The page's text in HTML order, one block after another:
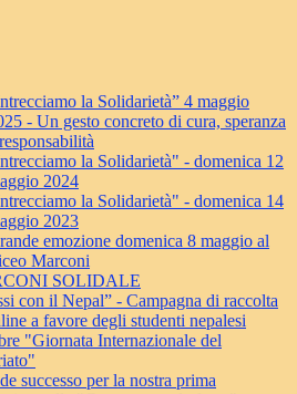
la Solidarietà” 4 maggio
- Un gesto concreto di cura, speranza
la Solidarietà" - domenica 12
2024
la Solidarietà" - domenica 14
2023
emozione domenica 8 maggio al
Marconi
SOLIDALE
con il Nepal” - Campagna di raccolta
a favore degli studenti nepalesi
"Giornata Internazionale del
successo per la nostra prima